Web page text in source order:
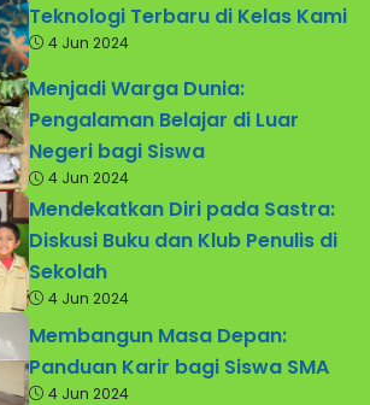
Teknologi Terbaru di Kelas Kami
4 Jun 2024
Menjadi Warga Dunia:
Pengalaman Belajar di Luar
Negeri bagi Siswa
4 Jun 2024
Mendekatkan Diri pada Sastra:
Diskusi Buku dan Klub Penulis di
Sekolah
4 Jun 2024
Membangun Masa Depan:
Panduan Karir bagi Siswa SMA
4 Jun 2024